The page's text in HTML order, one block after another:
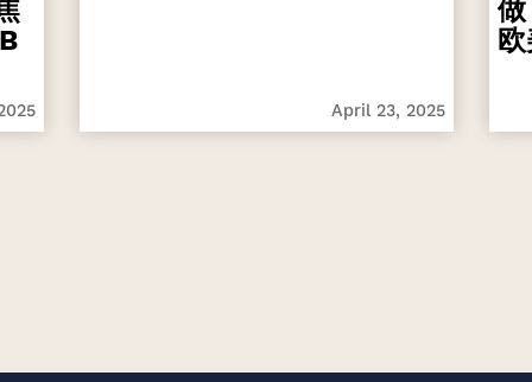
April 23, 2025